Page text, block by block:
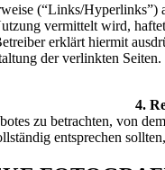
(“Links/
vermittelt wird,
erklärt hiermit
der verlinkten
4.
zu betrachten, von
entsprechen